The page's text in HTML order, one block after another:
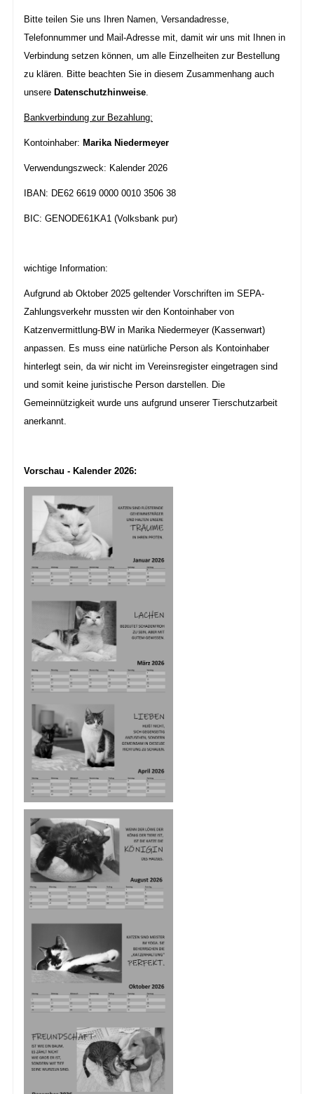
Bitte teilen Sie uns Ihren Namen, Versandadresse,
Telefonnummer und Mail-Adresse mit, damit wir uns mit Ihnen in
Verbindung setzen können, um alle Einzelheiten zur Bestellung
zu klären. Bitte beachten Sie in diesem Zusammenhang auch
unsere Datenschutzhinweise.
Bankverbindung zur Bezahlung:
Kontoinhaber: Marika Niedermeyer
Verwendungszweck: Kalender 2026
IBAN: DE62 6619 0000 0010 3506 38
BIC: GENODE61KA1 (Volksbank pur)
wichtige Information:
Aufgrund ab Oktober 2025 geltender Vorschriften im SEPA-
Zahlungsverkehr mussten wir den Kontoinhaber von
Katzenvermittlung-BW in Marika Niedermeyer (Kassenwart)
anpassen. Es muss eine natürliche Person als Kontoinhaber
hinterlegt sein, da wir nicht im Vereinsregister eingetragen sind
und somit keine juristische Person darstellen. Die
Gemeinnützigkeit wurde uns aufgrund unserer Tierschutzarbeit
anerkannt.
Vorschau - Kalender 2026: